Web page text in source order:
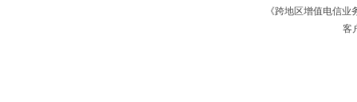
《跨地区增值电信
客